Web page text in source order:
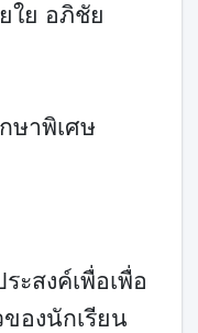
ย อภิชัย
าพิเศษ
ะสงค์เพื่อเพื่อ
องนักเรียน